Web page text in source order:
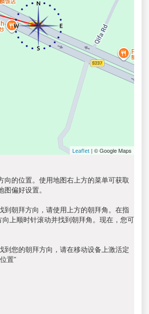
Leaflet | © Google Maps
向的位置。使用地图右上方的菜单可获取
偏好设置。
到朝拜方向，请使用上方的朝拜角。在指
上顺时针滚动并找到朝拜角。现在，您可
到您的朝拜方向，请在移动设备上激活定
置”